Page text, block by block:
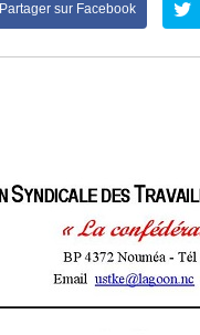
Partager sur Facebook